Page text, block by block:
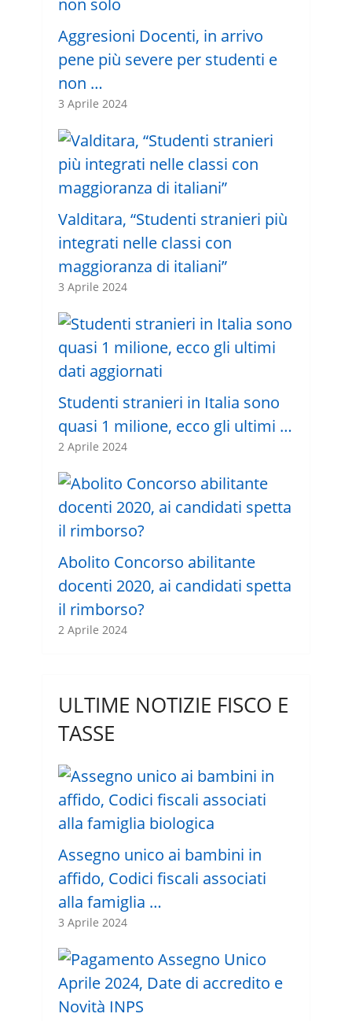
Aggresioni Docenti, in arrivo
pene più severe per studenti e
non …
3 Aprile 2024
Valditara, “Studenti stranieri più
integrati nelle classi con
maggioranza di italiani”
3 Aprile 2024
Studenti stranieri in Italia sono
quasi 1 milione, ecco gli ultimi …
2 Aprile 2024
Abolito Concorso abilitante
docenti 2020, ai candidati spetta
il rimborso?
2 Aprile 2024
ULTIME NOTIZIE FISCO E
TASSE
Assegno unico ai bambini in
affido, Codici fiscali associati
alla famiglia …
3 Aprile 2024